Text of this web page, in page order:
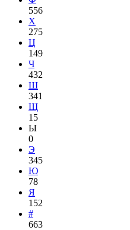
556
Х
275
Ц
149
Ч
432
Ш
341
Щ
15
Ы
0
Э
345
Ю
78
Я
152
#
663